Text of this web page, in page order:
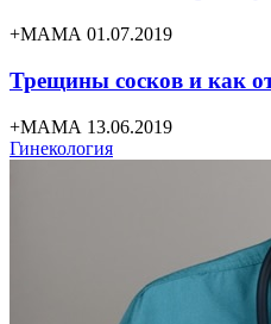
+МАМА 01.07.2019
Трещины сосков и как
+МАМА 13.06.2019
Гинекология